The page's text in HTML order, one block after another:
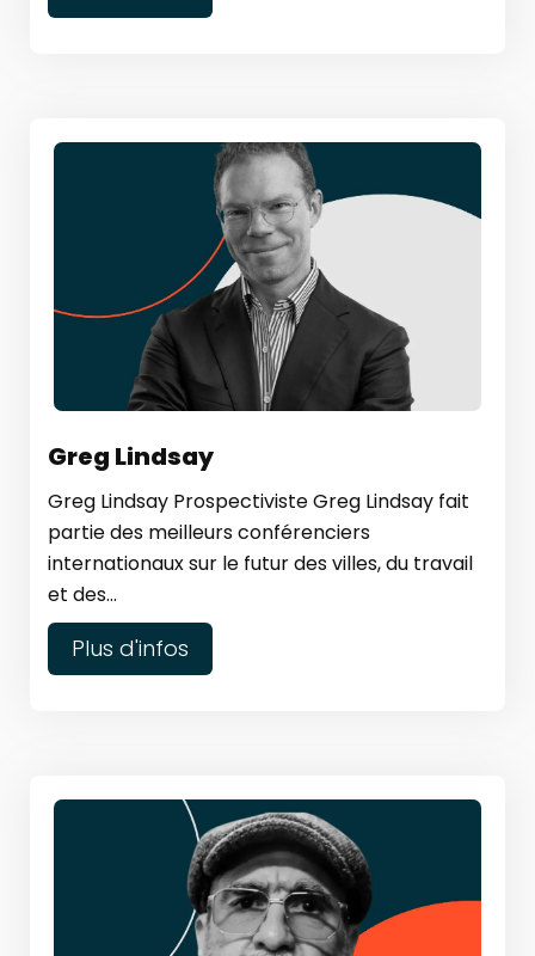
Greg Lindsay
Greg Lindsay Prospectiviste Greg Lindsay fait
partie des meilleurs conférenciers
internationaux sur le futur des villes, du travail
et des...
Plus d'infos